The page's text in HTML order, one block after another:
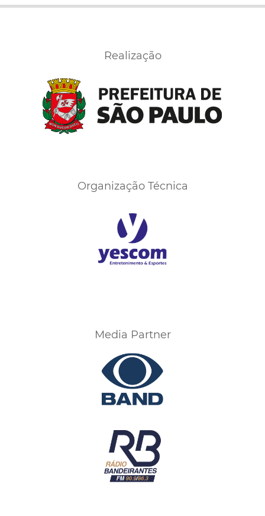
Realização
Organização Técnica
Media Partner